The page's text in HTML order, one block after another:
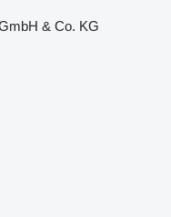
& Co. KG